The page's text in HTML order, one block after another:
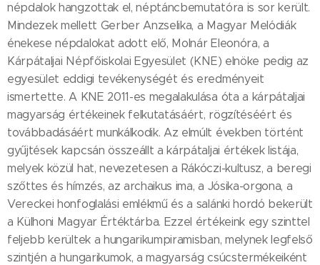
népdalok hangzottak el, néptáncbemutatóra is sor került.
Mindezek mellett Gerber Anzselika, a Magyar Melódiák
énekese népdalokat adott elő, Molnár Eleonóra, a
Kárpátaljai Népfőiskolai Egyesület (KNE) elnöke pedig az
egyesület eddigi tevékenységét és eredményeit
ismertette. A KNE 2011-es megalakulása óta a kárpátaljai
magyarság értékeinek felkutatásáért, rögzítéséért és
továbbadásáért munkálkodik. Az elmúlt években történt
gyűjtések kapcsán összeállt a kárpátaljai értékek listája,
melyek közül hat, nevezetesen a Rákóczi-kultusz, a beregi
szőttes és hímzés, az archaikus ima, a Jósika-orgona, a
Vereckei honfoglalási emlékmű és a salánki hordó bekerült
a Külhoni Magyar Értéktárba. Ezzel értékeink egy szinttel
feljebb kerültek a hungarikumpiramisban, melynek legfelső
szintjén a hungarikumok, a magyarság csúcstermékeiként